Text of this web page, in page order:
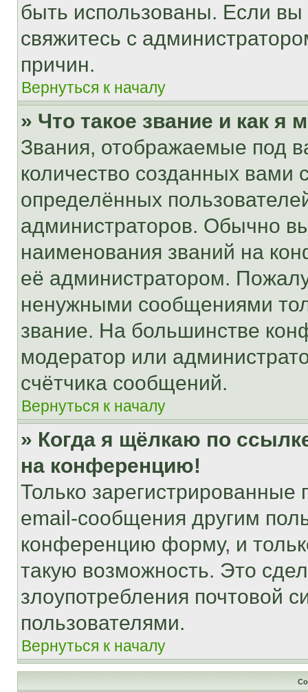
быть использованы. Если
свяжитесь с
причин.
Вернуться к началу
» Что такое звание и как я
Звания, отображаемые под
количество созданных
определённых
администраторов. Обычно
наименования званий на
её администратором.
ненужными сообщениями
звание. На большинстве
модератор или
счётчика сообщений.
Вернуться к началу
» Когда я щёлкаю по
на конференцию!
Только зарегистрированные
email-сообщения другим
конференцию форму, и
такую возможность. Это
злоупотребления почтовой
пользователями.
Вернуться к началу